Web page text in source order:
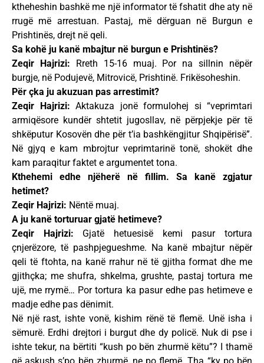
ktheheshin bashkë me një informator të fshatit dhe aty në
rrugë më arrestuan. Pastaj, më dërguan në Burgun e
Prishtinës, drejt në qeli.
Sa kohë ju kanë mbajtur në burgun e Prishtinës?
Zeqir Hajrizi: Rreth 15-16 muaj. Por na sillnin nëpër
burgje, në Podujevë, Mitrovicë, Prishtinë. Frikësoheshin.
Për çka ju akuzuan pas arrestimit?
Zeqir Hajrizi: Aktakuza jonë formulohej si “veprimtari
armiqësore kundër shtetit jugosllav, në përpjekje për të
shkëputur Kosovën dhe për t’ia bashkëngjitur Shqipërisë”.
Në gjyq e kam mbrojtur veprimtarinë tonë, shokët dhe
kam paraqitur faktet e argumentet tona.
Kthehemi edhe njëherë në fillim. Sa kanë zgjatur
hetimet?
Zeqir Hajrizi: Nëntë muaj.
A ju kanë torturuar gjatë hetimeve?
Zeqir Hajrizi: Gjatë hetuesisë kemi pasur tortura
çnjerëzore, të pashpjegueshme. Na kanë mbajtur nëpër
qeli të ftohta, na kanë rrahur në të gjitha format dhe me
gjithçka; me shufra, shkelma, grushte, pastaj tortura me
ujë, me rrymë… Por tortura ka pasur edhe pas hetimeve e
madje edhe pas dënimit.
Në një rast, ishte vonë, kishim rënë të flemë. Unë isha i
sëmurë. Erdhi drejtori i burgut dhe dy policë. Nuk di pse i
ishte tekur, na bërtiti “kush po bën zhurmë këtu”? I thamë